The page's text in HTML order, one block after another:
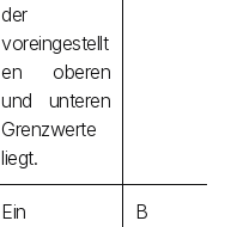
der
voreingestellt
en oberen
und unteren
Grenzwerte
liegt.
Ein
B